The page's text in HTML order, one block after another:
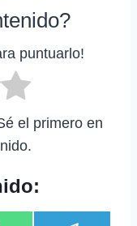
puntuarlo!
el primero en